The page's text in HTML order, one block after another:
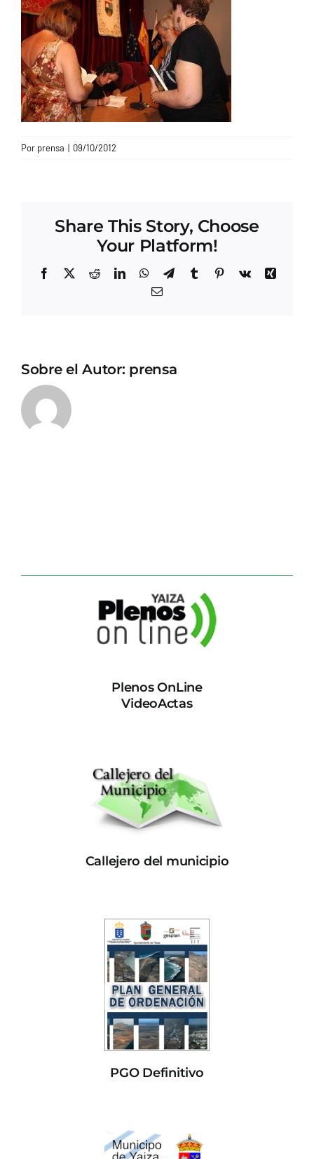
CONTACTO
Por prensa | 09/10/2012
Share This Story, Choose
Your Platform!
Facebook
X RedditLinkedInWhatsApp
TelegramTumblrPinterest
Vk
Xing
Correo
Sobre el Autor: prensa
Plenos OnLine
VideoActas
Callejero del municipio
PGO Definitivo